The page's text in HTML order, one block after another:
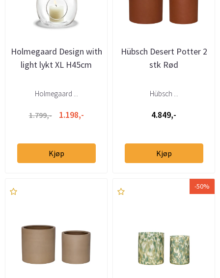
Holmegaard Design with
light lykt XL H45cm
Holmegaard ...
1.799,- 1.198,-
Kjøp
Hübsch Desert Potter 2
stk Rød
Hübsch ...
4.849,-
Kjøp
-50%